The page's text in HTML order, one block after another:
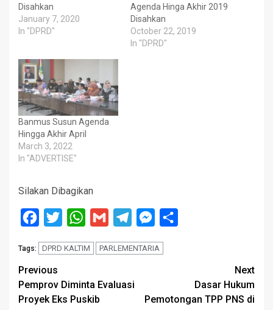
Disahkan
January 7, 2020
In "DPRD"
Agenda Hinga Akhir 2019
Disahkan
October 22, 2019
In "DPRD"
Banmus Susun Agenda
Hingga Akhir April
March 3, 2022
In "ADVERTISE"
Silakan Dibagikan
Facebook
Twitter WhatsApp
Gmail TelegramMessenger
Tags: DPRD KALTIM PARLEMENTARIA
Post
navigation
Previous
Pemprov Diminta Evaluasi
Proyek Eks Puskib
Next
Dasar Hukum
Pemotongan TPP PNS di